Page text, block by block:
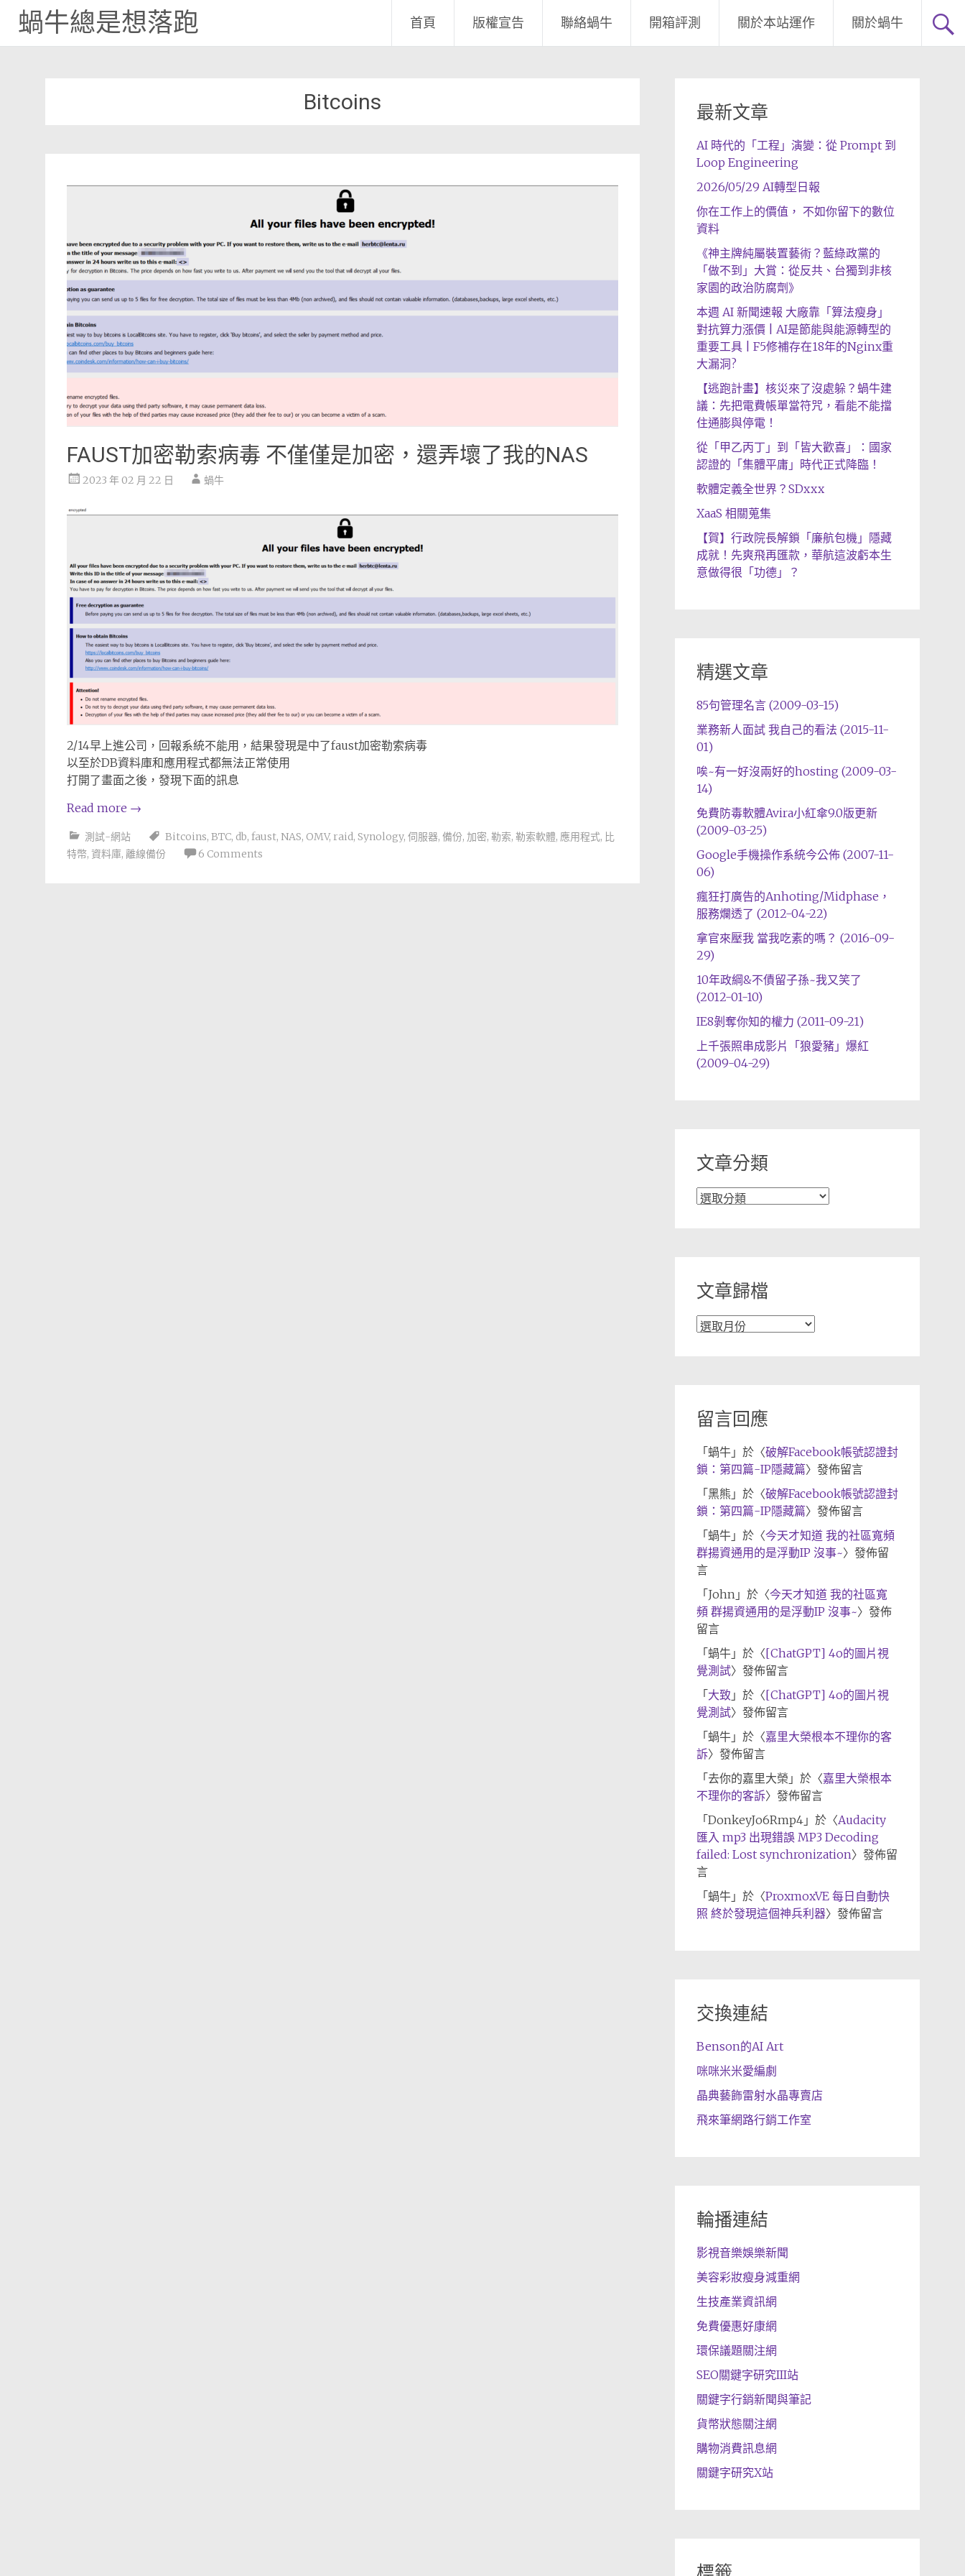
蝸牛總是想落跑 首頁 版權宣告 聯絡蝸牛 開箱評測 關於本站運作 關於蝸牛
Bitcoins
FAUST加密勒索病毒 不僅僅是加密，還弄壞了我的NAS
2023 年 02 月 22 日 蝸牛
2/14早上進公司，回報系統不能用，結果發現是中了faust加密勒索病毒
以至於DB資料庫和應用程式都無法正常使用
打開了畫面之後，發現下面的訊息
Read more →
測試-網站 Bitcoins, BTC, db, faust, NAS, OMV,raid, Synology, 伺服器, 備份, 加密, 勒索, 勒索軟體, 應用程式, 比
特幣, 資料庫, 離線備份 6 Comments
最新文章
AI 時代的「工程」演變：從 Prompt 到
Loop Engineering
2026/05/29 AI轉型日報
你在工作上的價值， 不如你留下的數位
資料
《神主牌純屬裝置藝術？藍綠政黨的
「做不到」大賞：從反共、台獨到非核
家園的政治防腐劑》
本週 AI 新聞速報 大廠靠「算法瘦身」
對抗算力漲價 | AI是節能與能源轉型的
重要工具 | F5修補存在18年的Nginx重
大漏洞?
【逃跑計畫】核災來了沒處躲？蝸牛建
議：先把電費帳單當符咒，看能不能擋
住通膨與停電！
從「甲乙丙丁」到「皆大歡喜」：國家
認證的「集體平庸」時代正式降臨！
軟體定義全世界？SDxxx
XaaS 相關蒐集
【賀】行政院長解鎖「廉航包機」隱藏
成就！先爽飛再匯款，華航這波虧本生
意做得很「功德」？
精選文章
85句管理名言 (2009-03-15)
業務新人面試 我自己的看法 (2015-11-
01)
唉~有一好沒兩好的hosting (2009-03-
14)
免費防毒軟體Avira小紅傘9.0版更新
(2009-03-25)
Google手機操作系統今公佈 (2007-11-
06)
瘋狂打廣告的Anhoting/Midphase，
服務爛透了 (2012-04-22)
拿官來壓我 當我吃素的嗎？ (2016-09-
29)
10年政綱&不債留子孫~我又笑了
(2012-01-10)
IE8剝奪你知的權力 (2011-09-21)
上千張照串成影片「狼愛豬」爆紅
(2009-04-29)
文章分類
文
文章歸檔
文
留言回應
「 蝸牛」於〈破解Facebook帳號認證封
鎖：第四篇-IP隱藏篇〉發佈留言
「 黑熊 」於〈破解Facebook帳號認證封
鎖：第四篇-IP隱藏篇〉發佈留言
「 蝸牛」於〈今天才知道 我的社區寬頻
群揚資通用的是浮動IP 沒事~〉發佈留
言
「 John」於〈今天才知道 我的社區寬
頻 群揚資通用的是浮動IP 沒事~〉發佈
留言
「 蝸牛」於〈[ChatGPT] 4o的圖片視
覺測試〉發佈留言
「 大致 」於〈[ChatGPT] 4o的圖片視
覺測試〉發佈留言
「 蝸牛」於〈嘉里大榮根本不理你的客
訴〉發佈留言
「 去你的嘉里大榮 」於〈嘉里大榮根本
不理你的客訴〉發佈留言
「 DonkeyJo6Rmp4」於〈Audacity
匯入 mp3 出現錯誤 MP3 Decoding
failed: Lost synchronization〉發佈留
言
「 蝸牛」於〈ProxmoxVE 每日自動快
照 終於發現這個神兵利器〉發佈留言
交換連結
Benson的AI Art
咪咪米米愛編劇
晶典藝飾雷射水晶專賣店
飛來筆網路行銷工作室
輪播連結
影視音樂娛樂新聞
美容彩妝瘦身減重網
生技產業資訊網
免費優惠好康網
環保議題關注網
SEO關鍵字研究III站
關鍵字行銷新聞與筆記
貨幣狀態關注網
購物消費訊息網
關鍵字研究X站